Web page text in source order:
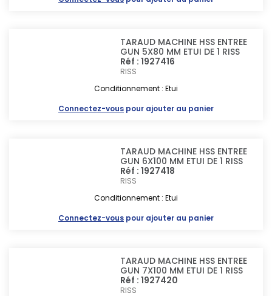
TARAUD MACHINE HSS ENTREE
GUN 5X80 MM ETUI DE 1 RISS
Réf : 1927416
RISS
Conditionnement : Etui
Connectez-vous pour ajouter au panier
TARAUD MACHINE HSS ENTREE
GUN 6X100 MM ETUI DE 1 RISS
Réf : 1927418
RISS
Conditionnement : Etui
Connectez-vous pour ajouter au panier
TARAUD MACHINE HSS ENTREE
GUN 7X100 MM ETUI DE 1 RISS
Réf : 1927420
RISS